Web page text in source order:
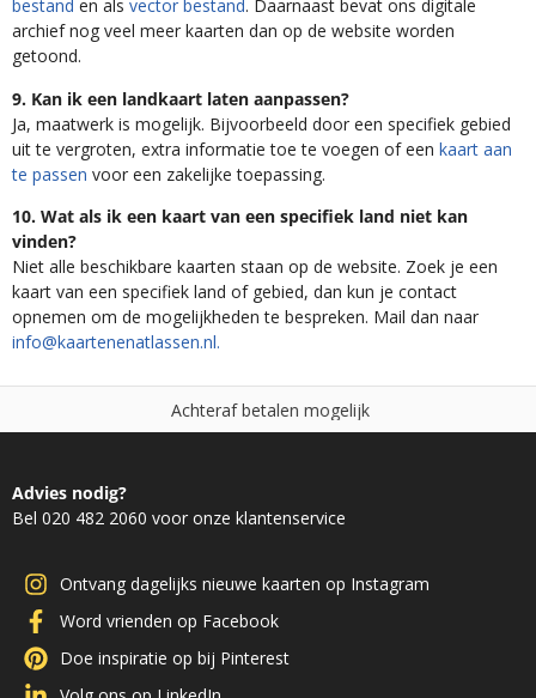
bestand en als vector bestand. Daarnaast bevat ons digitale
archief nog veel meer kaarten dan op de website worden
getoond.
9. Kan ik een landkaart laten aanpassen?
Ja, maatwerk is mogelijk. Bijvoorbeeld door een specifiek gebied
uit te vergroten, extra informatie toe te voegen of een kaart aan
te passen voor een zakelijke toepassing.
10. Wat als ik een kaart van een specifiek land niet kan
vinden?
Niet alle beschikbare kaarten staan op de website. Zoek je een
kaart van een specifiek land of gebied, dan kun je contact
opnemen om de mogelijkheden te bespreken. Mail dan naar
info@kaartenenatlassen.nl.
b talen mogel
Niet goed, g
Advies nodig?
Bel 020 482 2060 voor onze klantenservice
Ontvang dagelijks nieuwe kaarten op Instagram
Word vrienden op Facebook
Doe inspiratie op bij Pinterest